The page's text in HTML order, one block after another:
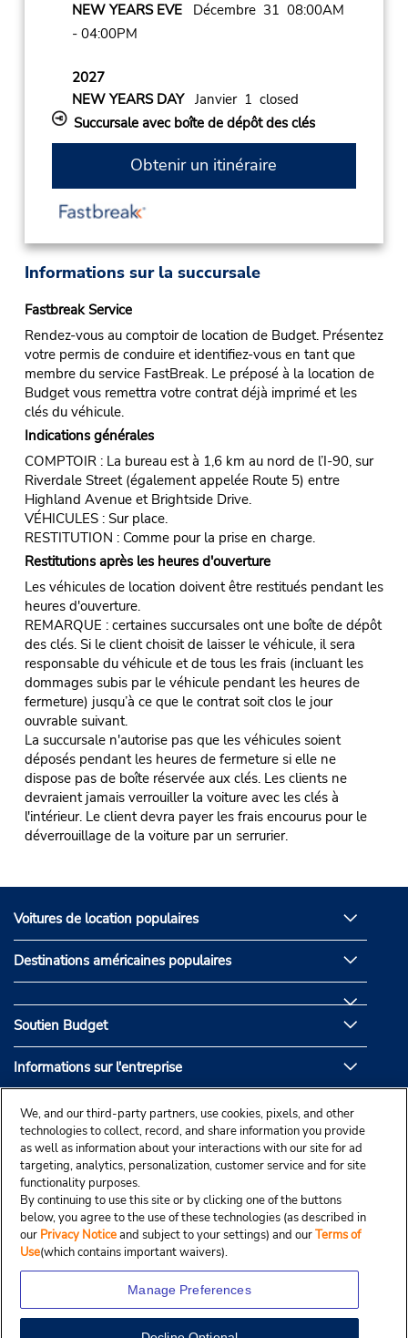
NEW YEARS EVEDécembre 31 08:00AM
- 04:00PM
2027
NEW YEARS DAYJanvier 1 closed
Succursale avec boîte de dépôt des clés
Obtenir un itinéraire
Informations sur la succursale
Fastbreak Service
Rendez-vous au comptoir de location de Budget. Présentez
votre permis de conduire et identifiez-vous en tant que
membre du service FastBreak. Le préposé à la location de
Budget vous remettra votre contrat déjà imprimé et les
clés du véhicule.
Indications générales
COMPTOIR : La bureau est à 1,6 km au nord de l’I-90, sur
Riverdale Street (également appelée Route 5) entre
Highland Avenue et Brightside Drive.
VÉHICULES : Sur place.
RESTITUTION : Comme pour la prise en charge.
Restitutions après les heures d'ouverture
Les véhicules de location doivent être restitués pendant les
heures d'ouverture.
REMARQUE : certaines succursales ont une boîte de dépôt
des clés. Si le client choisit de laisser le véhicule, il sera
responsable du véhicule et de tous les frais (incluant les
dommages subis par le véhicule pendant les heures de
fermeture) jusqu’à ce que le contrat soit clos le jour
ouvrable suivant.
La succursale n'autorise pas que les véhicules soient
déposés pendant les heures de fermeture si elle ne
dispose pas de boîte réservée aux clés. Les clients ne
devraient jamais verrouiller la voiture avec les clés à
l'intérieur. Le client devra payer les frais encourus pour le
déverrouillage de la voiture par un serrurier.
Voitures de location populaires
Destinations américaines populaires
Soutien Budget
Informations sur l'entreprise
Partenaires de Budget
We, and our third-party partners, use cookies, pixels, and other
technologies to collect, record, and share information you provide
as well as information about your interactions with our site for ad
targeting, analytics, personalization, customer service and for site
functionality purposes.
By continuing to use this site or by clicking one of the buttons
below, you agree to the use of these technologies (as described in
our Privacy Noticeand subject to your settings) and ourTerms of
Use(which contains important waivers).
Manage Preferences